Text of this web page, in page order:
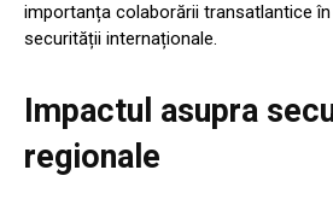
importanța colaborării transatlantice
securității internaționale.
Impactul asupra
regionale